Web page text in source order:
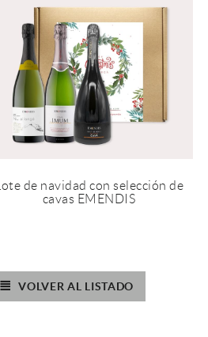
Lote de navidad con selección de
cavas EMENDIS
VOLVER AL LISTADO